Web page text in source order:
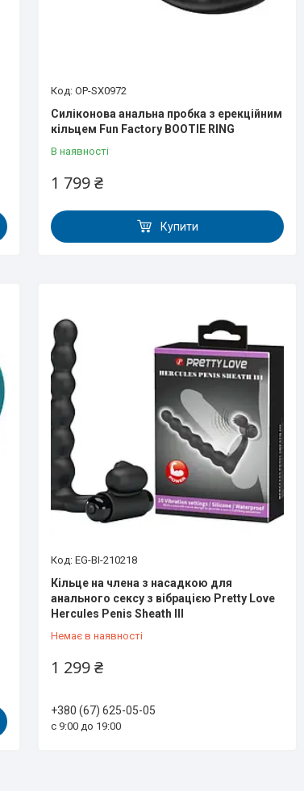
OP-SX0972
Силіконова анальна пробка з ерекційним
кільцем Fun Factory BOOTIE RING
В наявності
1 799 ₴
Купити
EG-BI-210218
Кільце на члена з насадкою для
анального сексу з вібрацією Pretty Love
Hercules Penis Sheath III
Немає в наявності
1 299 ₴
+380 (67) 625-05-05
с 9:00 до 19:00